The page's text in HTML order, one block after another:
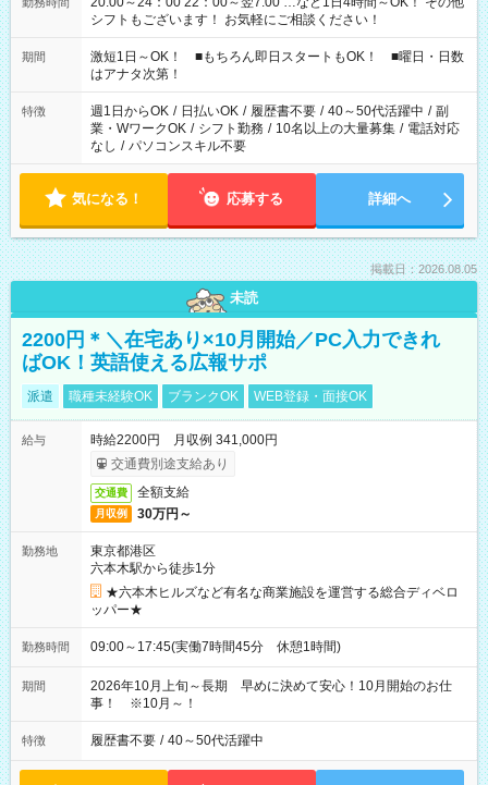
シフトもございます！ お気軽にご相談ください！
期間
激短1日～OK！ ■もちろん即日スタートもOK！ ■曜日・日数
はアナタ次第！
特徴 週1日からOK / 日払いOK / 履歴書不要 / 40～50代活躍中 / 副
業・WワークOK / シフト勤務 / 10名以上の大量募集 / 電話対応
なし / パソコンスキル不要
気になる！ 応募する 詳細へ
掲載日：2026.08.05
未読
2200円＊＼在宅あり×10月開始／PC入力できれ
ばOK！英語使える広報サポ
派遣 職種未経験OK ブランクOK WEB登録・面接OK
給与
時給2200円 月収例 341,000円
交通費別途支給あり
交通費 全額支給
月収例 30万円～
勤務地
東京都港区
六本木駅から徒歩1分
★六本木ヒルズなど有名な商業施設を運営する総合ディベロ
ッパー★
勤務時間 09:00～17:45(実働7時間45分 休憩1時間)
期間
2026年10月上旬～長期 早めに決めて安心！10月開始のお仕
事！ ※10月～！
特徴 履歴書不要 / 40～50代活躍中